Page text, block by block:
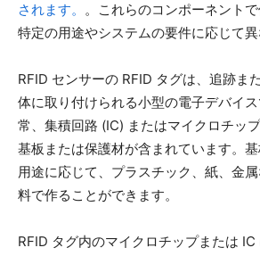
されます。 。これらのコンポーネントで
特定の用途やシステムの要件に応じて異
RFID センサーの RFID タグは、追跡ま
体に取り付けられる小型の電子デバイ
常、集積回路 (IC) またはマイクロチッ
基板または保護材が含まれています。基
用途に応じて、プラスチック、紙、金
料で作ることができます。
RFID タグ内のマイクロチップまたは